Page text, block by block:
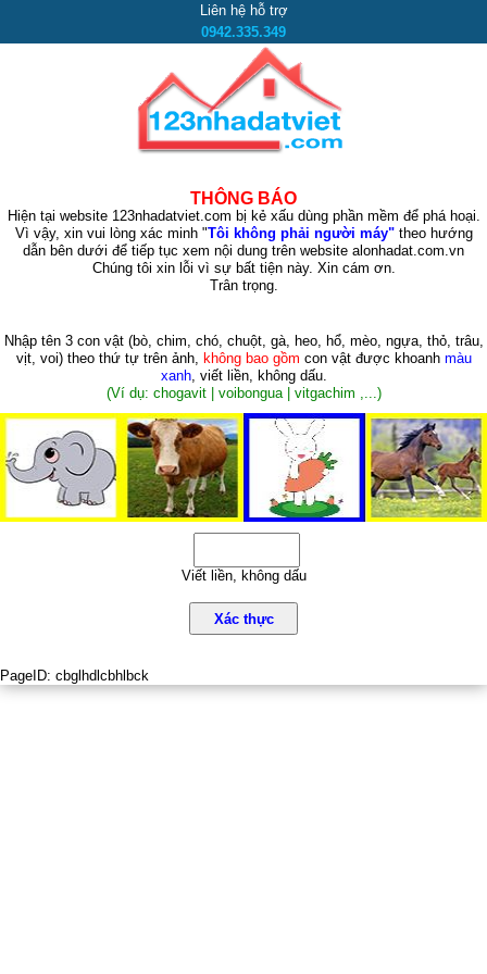
Liên hệ hỗ trợ
0942.335.349
THÔNG BÁO
Hiện tại website 123nhadatviet.com bị kẻ xấu dùng phần mềm để phá hoại.
Vì vậy, xin vui lòng xác minh "Tôi không phải người máy"theo hướng
dẫn bên dưới để tiếp tục xem nội dung trên website alonhadat.com.vn
Chúng tôi xin lỗi vì sự bất tiện này. Xin cám ơn.
Trân trọng.
Nhập tên 3 con vật (bò, chim, chó, chuột, gà, heo, hổ, mèo, ngựa, thỏ, trâu,
vịt, voi)theo thứ tự trên ảnh, không bao gồm con vật được khoanh màu
xanh, viết liền, không dấu.
(Ví dụ: chogavit | voibongua | vitgachim ,...)
Viết liền, không dấu
Xác thực
PageID: cbglhdlcbhlbck